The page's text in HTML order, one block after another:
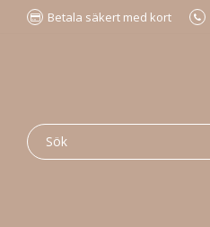
Betala säkert med kort